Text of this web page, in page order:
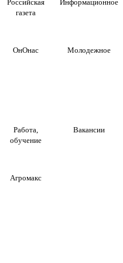
Российская
газета
Информационное
ОнОнас Молодежное
Работа,
обучение
Вакансии
Агромакс